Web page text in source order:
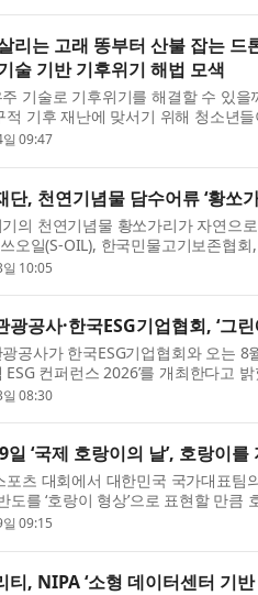
리는 고래 똥부터 산불 잡는
술 기반 기후위기 해법 모색
기술로 기후위기를 해결할 수 있
적 기후 재난에 맞서기 위해 청소년
열)은 지난 7월 27일부터 29일까지
09:47
단, 천연기념물 담수어류 ‘황쏘
의 천연기념물 황쏘가리가 자연으
오일(S-OIL), 한국민물고기보존협
연기념물 ‘한강의 황쏘가리’ 복원을
10:05
광공사·한국ESG기업협회, ‘그
공사가 한국ESG기업협회와 오는
ESG 컨퍼런스 2026’를 개최한다고
공사와 한국ESG기업협회가 공동
08:30
일 ‘국제 호랑이의 날’, 호랑이
포츠 대회에서 대한민국 국가대표팀
도를 ‘호랑이 형상’으로 표현할 만
재였다. 설화와 민담 속에서는 용맹
09:15
티, NIPA ‘소형 데이터센터 기